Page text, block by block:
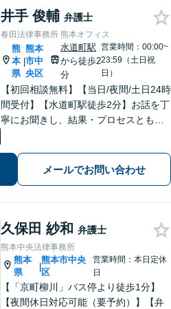
井手 俊輔 弁護士
春田法律事務所 熊本オフィス
熊
本
県
|
熊本
市中
央区
水道町駅
から徒歩2
分
営業時間：00:00~
23:59（土日祝
日）
【初回相談無料】【当日/夜間/土日24時
間受付】【水道町駅徒歩2分】お話を丁
寧にお聞きし、結果・プロセスともに
メールでお問い合わせ
久保田 紗和 弁護士
熊本中央法律事務所
熊本
県
|
熊本市中央
区
営業時間：本日定休
日
【「京町柳川」バス停より徒歩1分】
【夜間休日対応可能（要予約）】【弁